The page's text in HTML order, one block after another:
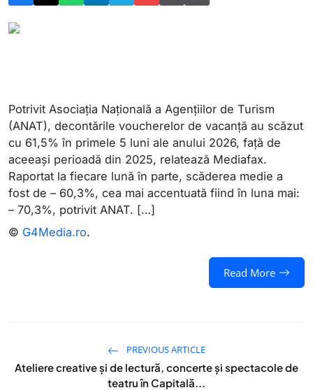
Potrivit Asociația Națională a Agențiilor de Turism
(ANAT), decontările voucherelor de vacanță au scăzut
cu 61,5% în primele 5 luni ale anului 2026, față de
aceeași perioadă din 2025, relatează Mediafax.
Raportat la fiecare lună în parte, scăderea medie a
fost de – 60,3%, cea mai accentuată fiind în luna mai:
– 70,3%, potrivit ANAT. […]
© G4Media.ro.
Read More
PREVIOUS ARTICLE
Ateliere creative şi de lectură, concerte şi spectacole de
teatru în Capitală...